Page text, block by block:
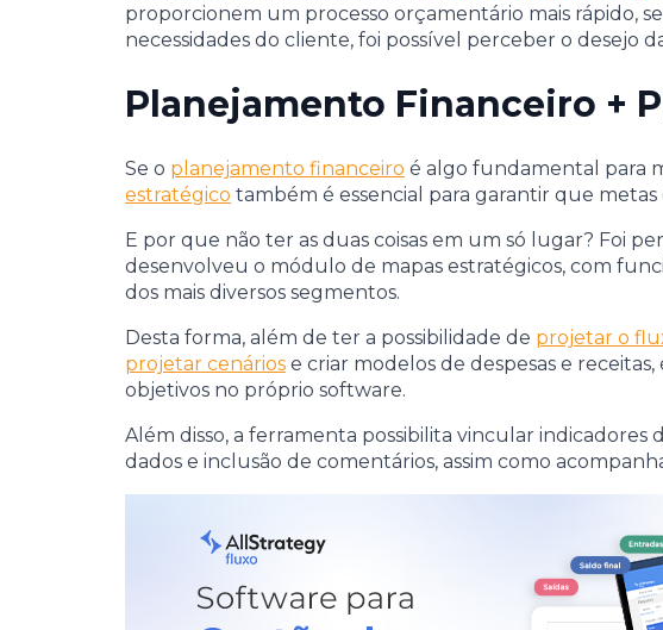
proporcionem um processo orçamentário mais rápido,
necessidades do cliente, foi possível perceber o desejo
Planejamento Financeiro +
Se o planejamento financeiro é algo fundamental para
estratégico também é essencial para garantir que
E por que não ter as duas coisas em um só lugar? Foi
desenvolveu o módulo de mapas estratégicos, com
dos mais diversos segmentos.
Desta forma, além de ter a possibilidade de projetar o
projetar cenários e criar modelos de despesas e
objetivos no próprio software.
Além disso, a ferramenta possibilita vincular
dados e inclusão de comentários, assim como